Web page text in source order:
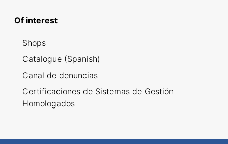
Of interest
Shops
Catalogue (Spanish)
Canal de denuncias
Certificaciones de Sistemas de Gestión
Homologados